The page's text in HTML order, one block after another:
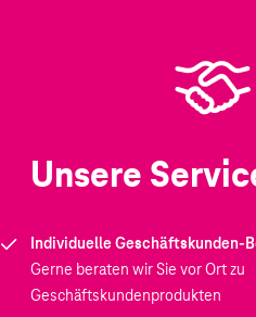
Unsere
Individuelle Geschäftskunden-
Gerne beraten wir Sie vor Ort zu
Geschäftskundenprodukten